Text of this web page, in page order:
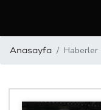
Anasayfa Haberler